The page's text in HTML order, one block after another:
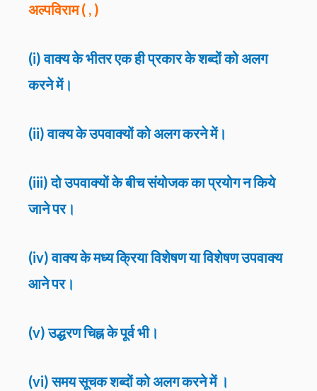
अल्पविराम ( , )
(i) वाक्य के भीतर एक ही प्रकार के शब्दों को अलग
करने में।
(ii) वाक्य के उपवाक्यों को अलग करने में।
(iii) दो उपवाक्यों के बीच संयोजक का प्रयोग न किये
जाने पर।
(iv) वाक्य के मध्य क्रिया विशेषण या विशेषण उपवाक्य
आने पर।
(v) उद्धरण चिह्न के पूर्व भी।
(vi) समय सूचक शब्दों को अलग करने में ।